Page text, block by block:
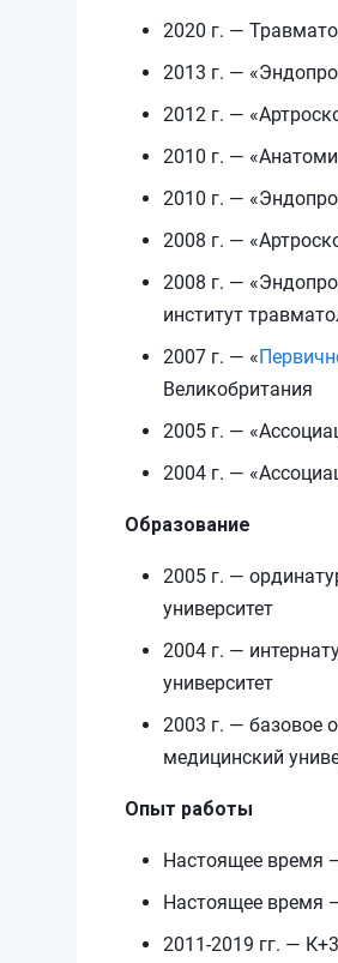
2020 г. —
2013 г. —
2012 г. —
2010 г. —
2010 г. —
2008 г. —
2008 г. —
институт
2007 г. — «
Великобритания
2005 г. —
2004 г. —
Образование
2005 г. —
университет
2004 г. —
университет
2003 г. — базовое
медицинский
Опыт работы
Настоящее время
Настоящее время
2011-2019 гг. —